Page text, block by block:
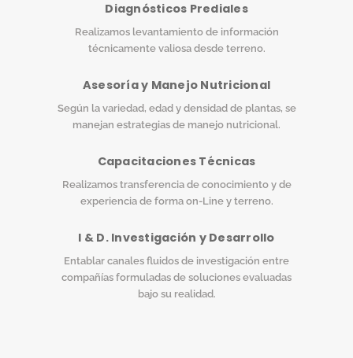
Diagnósticos Prediales
Realizamos levantamiento de información
técnicamente valiosa desde terreno.
Asesoría y Manejo Nutricional
Según la variedad, edad y densidad de plantas, se
manejan estrategias de manejo nutricional.
Capacitaciones Técnicas
Realizamos transferencia de conocimiento y de
experiencia de forma on-Line y terreno.
I & D. Investigación y Desarrollo
Entablar canales fluidos de investigación entre
compañías formuladas de soluciones evaluadas
bajo su realidad.